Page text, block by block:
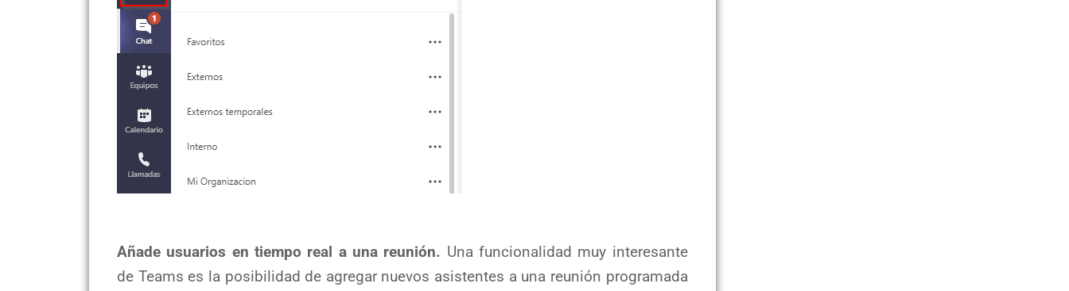
Añade usuarios en tiempo real a una reunión. Una funcionalidad muy interesante
de Teams es la posibilidad de agregar nuevos asistentes a una reunión programada